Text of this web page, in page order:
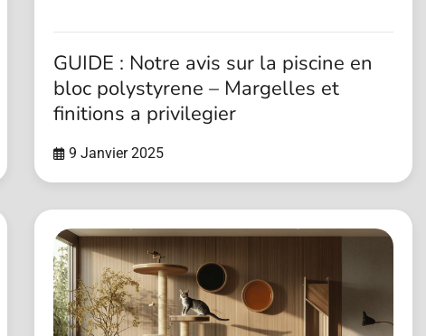
GUIDE : Notre avis sur la piscine en
bloc polystyrene – Margelles et
finitions a privilegier
9 Janvier 2025